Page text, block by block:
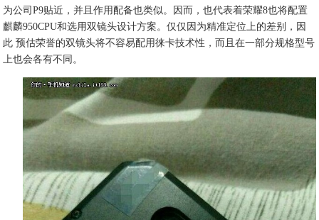
为公司P9贴近，并且作用配备也类似。因而，也代表着荣耀8也将配置
麒麟950CPU和选用双镜头设计方案。仅仅因为精准定位上的差别，因
此 预估荣誉的双镜头将不容易配用徕卡技术性，而且在一部分规格型号
上也会各有不同。